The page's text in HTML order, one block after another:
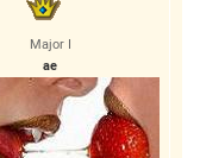
Major I
ae